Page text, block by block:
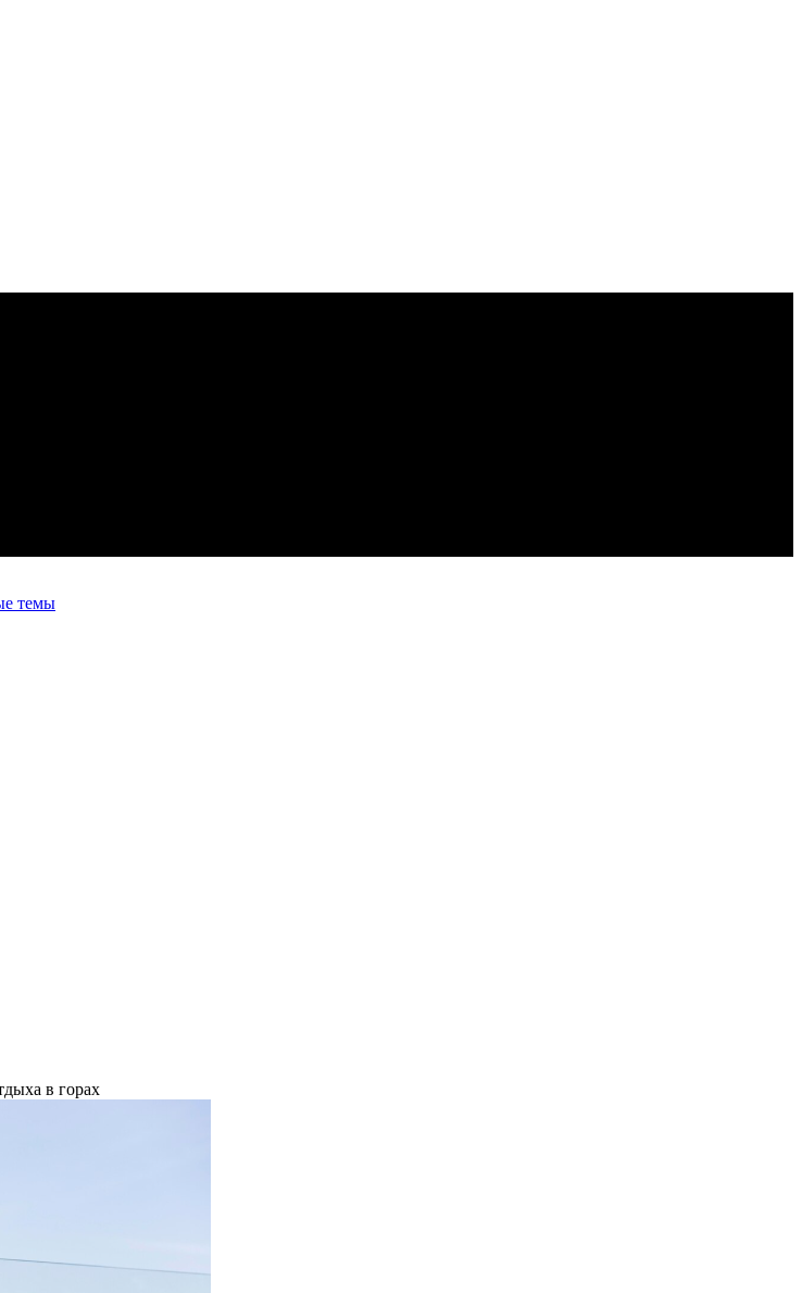
темы
в горах